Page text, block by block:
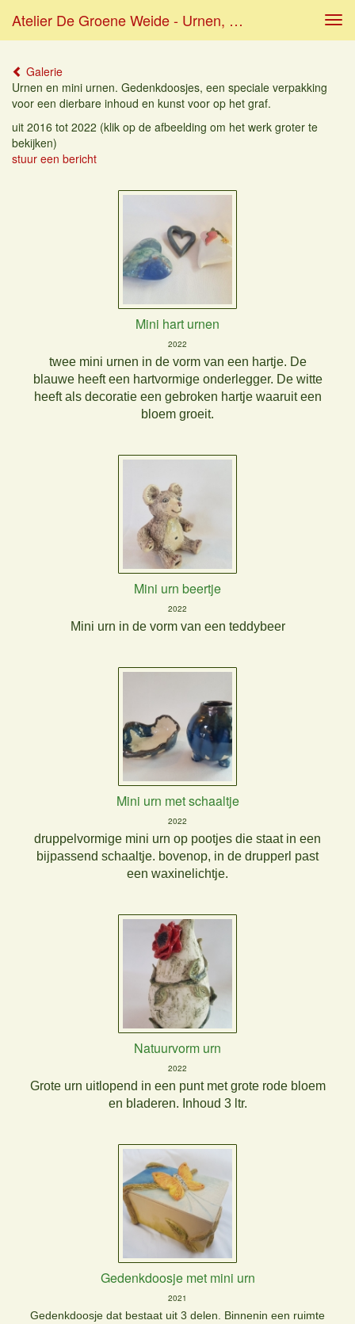
Atelier De Groene Weide - Urnen, Gedenkdoosjes En Grafmonumenten
Galerie
Urnen en mini urnen. Gedenkdoosjes, een speciale verpakking
voor een dierbare inhoud en kunst voor op het graf.
uit 2016 tot 2022 (klik op de afbeelding om het werk groter te
bekijken)
stuur een bericht
Mini hart urnen
2022
twee mini urnen in de vorm van een hartje. De
blauwe heeft een hartvormige onderlegger. De witte
heeft als decoratie een gebroken hartje waaruit een
bloem groeit.
Mini urn beertje
2022
Mini urn in de vorm van een teddybeer
Mini urn met schaaltje
2022
druppelvormige mini urn op pootjes die staat in een
bijpassend schaaltje. bovenop, in de drupperl past
een waxinelichtje.
Natuurvorm urn
2022
Grote urn uitlopend in een punt met grote rode bloem
en bladeren. Inhoud 3 ltr.
Gedenkdoosje met mini urn
2021
Gedenkdoosje dat bestaat uit 3 delen. Binnenin een ruimte